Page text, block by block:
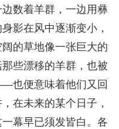
数着羊群，一边用彝
影在风中逐渐变小，
的草地像一张巨大的
些漂移的羊群，也被
也便意味着他们又回
在未来的某个日子，
幕早已须发皆白。各